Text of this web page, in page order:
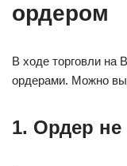
ордером
В ходе торговли на
ордерами. Можно
1. Ордер не